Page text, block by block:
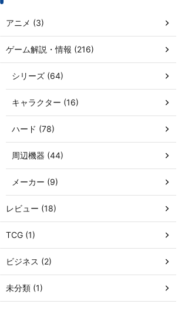
アニメ (3)
ゲーム解説・情報 (216)
シリーズ (64)
キャラクター (16)
ハード (78)
周辺機器 (44)
メーカー (9)
レビュー (18)
TCG (1)
ビジネス (2)
未分類 (1)